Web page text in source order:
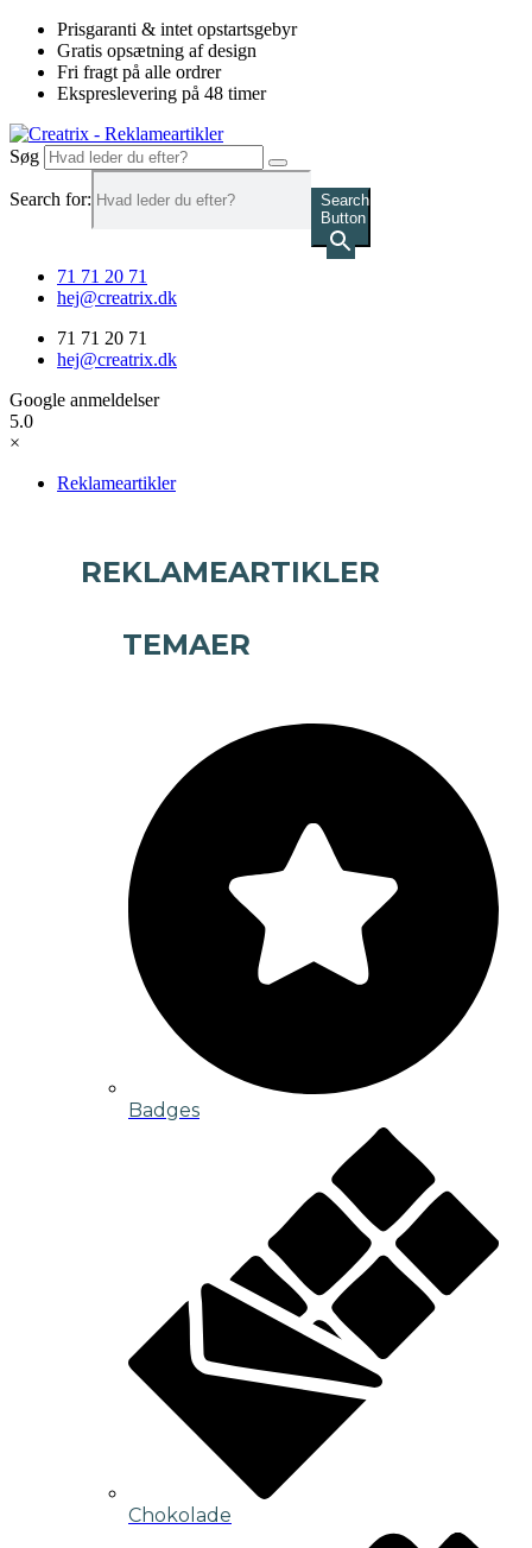
Videre
indhold
Prisgaranti & intet opstartsgebyr
Gratis opsætning af design
Fri fragt på alle ordrer
Ekspreslevering på 48 timer
Søg
Search for:
Search
Button
71 71 20 71
hej@creatrix.dk
71 71 20 71
hej@creatrix.dk
Google anmeldelser
5.0
×
Reklameartikler
REKLAMEARTIKLER
TEMAER
Badges
Chokolade